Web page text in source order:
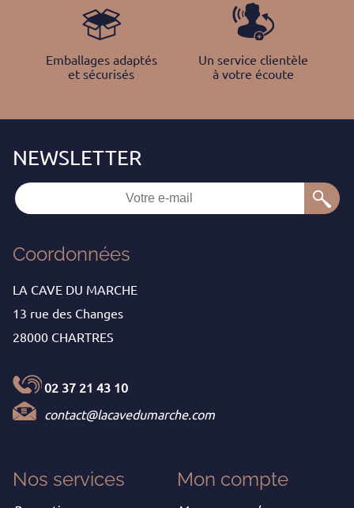
Emballages adaptés
et sécurisés
Un service clientèle
à votre écoute
Coordonnées
LA CAVE DU MARCHE
13 rue des Changes
28000 CHARTRES
02 37 21 43 10
contact@lacavedumarche.com
Nos services Mon compte